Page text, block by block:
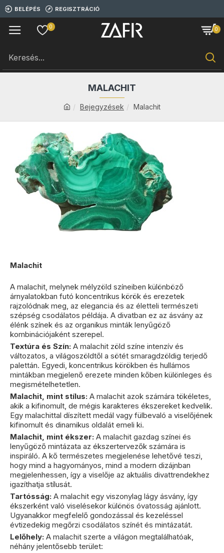
BELÉPÉS REGISZTRÁCIÓ
0 0
Bejegyzések Malachit
MALACHIT
Malachit
A malachit, melynek mélyzöld színeiben különböző
árnyalatokban futó koncentrikus körök és erezetek
rajzolódnak meg, az elegancia és az életteli természeti
szépség csodálatos példája. A divatban ez az ásvány az
élénk színek és az organikus minták lenyűgöző
kombinációjaként szerepel.
Textúra és Szín: A malachit zöld színe intenzív és
változatos, a világoszöldtől a sötét smaragdzöldig terjedő
palettán. Egyedi, koncentrikus körökben és hullámos
mintákban megjelenő erezete minden kőben különleges és
megismételhetetlen.
Malachit, mint stílus: A malachit azok számára tökéletes,
akik a kifinomult, de mégis karakteres ékszereket kedvelik.
Egy malachittal díszített medál vagy fülbevaló a viselőjének
kifinomult és dinamikus oldalát emeli ki.
Malachit, mint ékszer: A malachit gazdag színei és
lenyűgöző mintázata az ékszertervezők számára is
inspiráló. A kő természetes megjelenése lehetővé teszi,
hogy mind a hagyományos, mind a modern dizájnban
megjelenhessen, így a viselője az aktuális divattrendekhez
igazíthatja stílusát.
Tartósság: A malachit egy viszonylag lágy ásvány, így
ékszerként való viselésekor különös óvatosság ajánlott.
Ugyanakkor megfelelő gondozással és kezeléssel
évtizedekig megőrzi csodálatos színét és mintázatát.
Lelőhely: A malachit szerte a világon megtalálhatóak,
néhány jelentősebb terület: